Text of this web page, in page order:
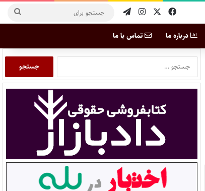
درباره ما تماس با ما